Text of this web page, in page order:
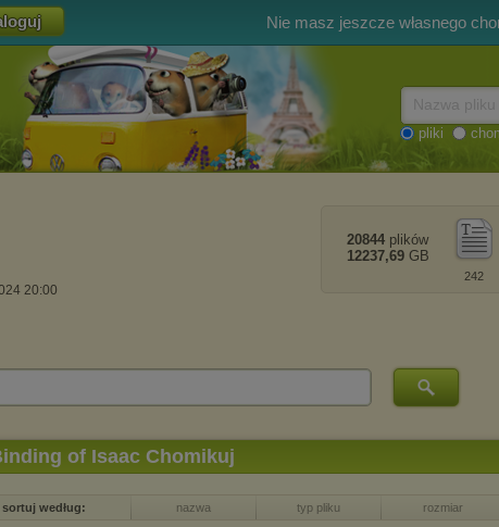
Nie masz jeszcze własnego
pliki
20:00
242
20844 plików
12237,69 GB
of Isaac Chomikuj
sortuj według: nazwa typ pliku rozmiar